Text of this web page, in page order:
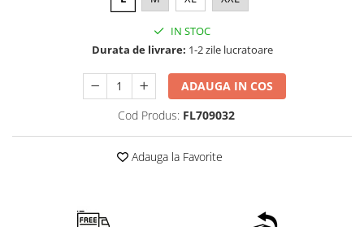
IN STOC
Durata de livrare: 1-2 zile lucratoare
ADAUGA IN COS
Cod Produs: FL709032
Adauga la Favorite